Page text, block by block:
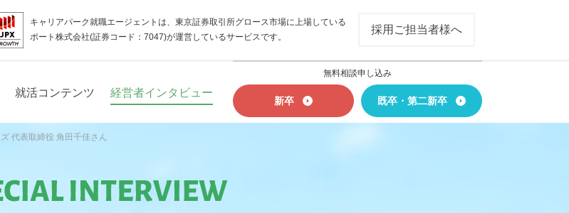
キャリアパーク就職エージェントは、東京証券取引所グロース市場に上場している
ポート株式会社(証券コード：7047)が運営しているサービスです。
採用ご担当者様へ
就活コンテンツ 経営者インタビュー
無料相談申し込み
新卒 既卒・第二新卒
代表取締役 角田千佳さん